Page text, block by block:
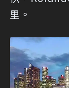
里。